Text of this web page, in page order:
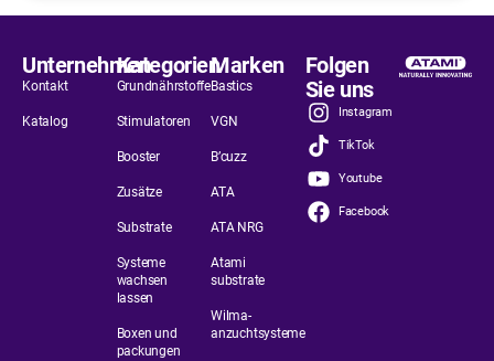
Unternehmen
Kontakt
Katalog
Kategorien
Grundnährstoffe
Stimulatoren
Booster
Zusätze
Substrate
Systeme
wachsen
lassen
Boxen und
packungen
Marken
Bastics
VGN
B’cuzz
ATA
ATA NRG
Atami
substrate
Wilma-
anzuchtsysteme
Folgen
Sie uns
Instagram
TikTok
Youtube
Facebook